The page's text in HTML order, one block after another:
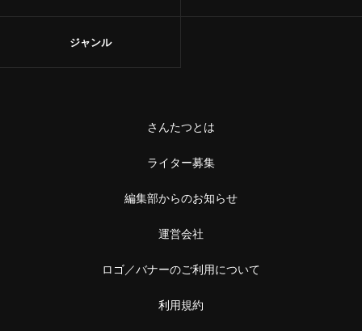
ジャンル
さんたつとは
ライター募集
編集部からのお知らせ
運営会社
ロゴ／バナーのご利用について
利用規約